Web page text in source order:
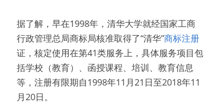
据了解，早在1998年，清华大学就经国家工商
行政管理总局商标局核准取得了“清华”商标注册
证，核定使用在第41类服务上，具体服务项目包
括学校（教育）、函授课程、培训、教育信息
等，注册有限期自1998年11月21日至2018年11
月20日。